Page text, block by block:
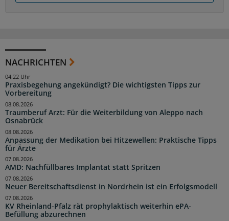
NACHRICHTEN
Praxisbegehung angekündigt? Die wichtigsten Tipps zur
Vorbereitung
04:22 Uhr
Traumberuf Arzt: Für die Weiterbildung von Aleppo nach
Osnabrück
08.08.2026
Anpassung der Medikation bei Hitzewellen: Praktische Tipps
für Ärzte
08.08.2026
AMD: Nachfüllbares Implantat statt Spritzen
07.08.2026
Neuer Bereitschaftsdienst in Nordrhein ist ein Erfolgsmodell
07.08.2026
KV Rheinland-Pfalz rät prophylaktisch weiterhin ePA-
Befüllung abzurechnen
07.08.2026